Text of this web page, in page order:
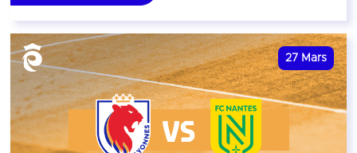
27 Mars